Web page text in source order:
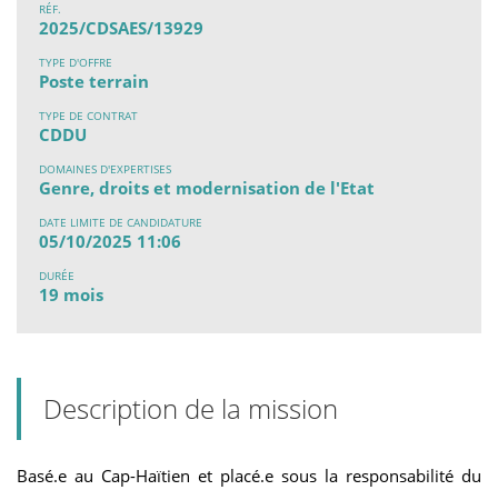
RÉF.
2025/CDSAES/13929
TYPE D'OFFRE
Poste terrain
TYPE DE CONTRAT
CDDU
DOMAINES D'EXPERTISES
Genre, droits et modernisation de l'Etat
DATE LIMITE DE CANDIDATURE
05/10/2025 11:06
DURÉE
19 mois
Description de la mission
Basé.e au Cap-Haïtien et placé.e sous la responsabilité du